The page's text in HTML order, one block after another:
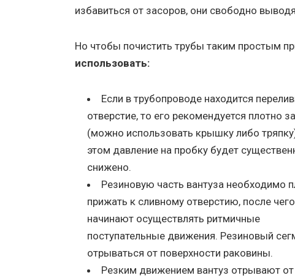
избавиться от засоров, они свободно
Но чтобы почистить трубы таким простым
использовать:
Если в трубопроводе находится
отверстие, то его рекомендуется плотно
(можно использовать крышку либо
этом давление на пробку будет
снижено.
Резиновую часть вантуза необходимо
прижать к сливному отверстию, после чего
начинают осуществлять ритмичные
поступательные движения. Резиновый
отрываться от поверхности раковины.
Резким движением вантуз отрывают